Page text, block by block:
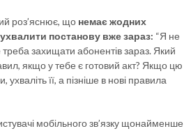
роз’яснює, що немає жодних
постанову вже зараз: “Я не
захищати абонентів зараз. Який
якщо у тебе є готовий акт? Якщо цю
її, а пізніше в нові правила
мобільного зв’язку щонайменше